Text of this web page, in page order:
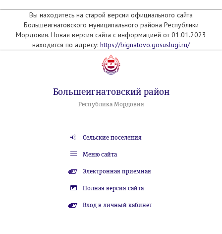
Вы находитесь на старой версии официального сайта
Большеигнатовского муниципального района Республики
Мордовия. Новая версия сайта с информацией от 01.01.2023
находится по адресу: https://bignatovo.gosuslugi.ru/
Большеигнатовский район
Республика Мордовия
Сельские поселения
Меню сайта
Электронная приемная
Полная версия сайта
Вход в личный кабинет